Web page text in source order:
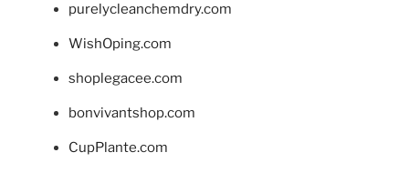
purelycleanchemdry.com
WishOping.com
shoplegacee.com
bonvivantshop.com
CupPlante.com